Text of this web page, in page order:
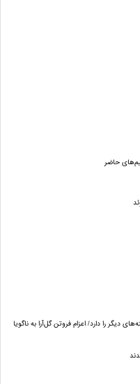
حاضر
دیگر را دارد/ اعزام فروتن گل‌آرا به ناگویا